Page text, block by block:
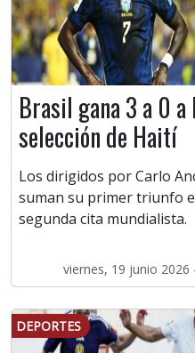
Brasil gana 3 a 0 a
selección de Haití
Los dirigidos por Carlo
suman su primer triunfo
segunda cita mundialista.
viernes, 19 junio 2026
DEPORTES